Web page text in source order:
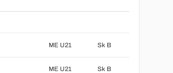
ME U21 Sk B
ME U21 Sk B